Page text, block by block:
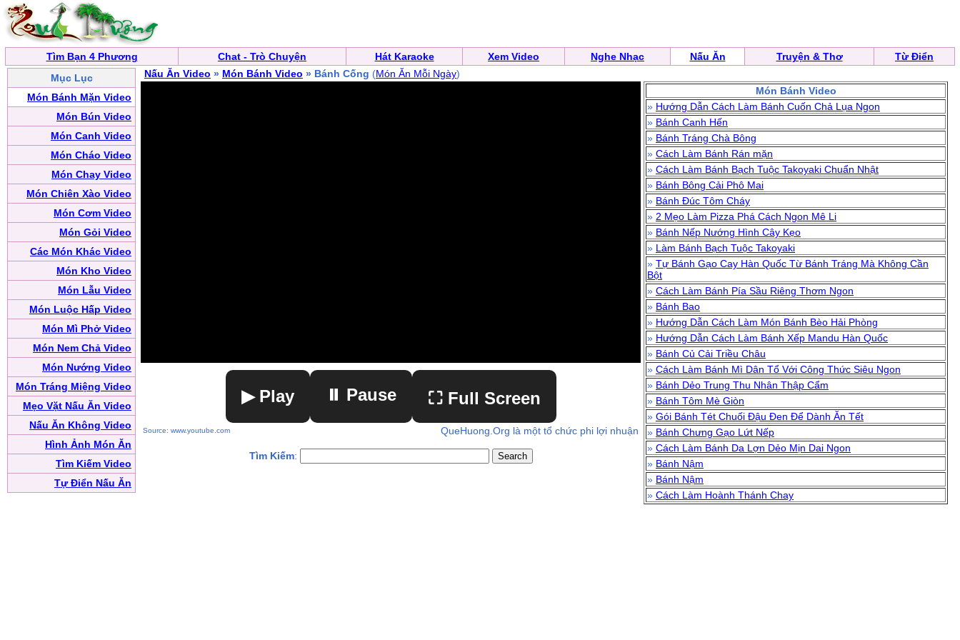
Tìm Bạn 4 Phương Chat - Trò Chuyện Hát Karaoke Xem Video Nghe Nhạc Nấu Ăn Truyện & Thơ
Từ Điển
Mục Lục
Món Bánh Mặn Video
Món Bún Video
Món Canh Video
Món Cháo Video
Món Chay Video
Món Chiên Xào Video
Món Cơm Video
Món Gỏi Video
Các Món Khác Video
Món Kho Video
Món Lẫu Video
Món Luộc Hấp Video
Món Mì Phở Video
Món Nem Chả Video
Món Nướng Video
Món Tráng Miệng Video
Mẹo Vặt Nấu Ăn Video
Nấu Ăn Không Video
Hình Ảnh Món Ăn
Tìm Kiếm Video
Tự Điển Nấu Ăn
Nấu Ăn Video » Món Bánh Video » Bánh Cống (Món Ăn Mỗi Ngày)
▶ Play ⏸ Pause ⛶ Full Screen
Source: www.youtube.com QueHuong.Org là một tổ chức phi lợi nhuận
Tìm Kiếm:
Món Bánh Video
» Hướng Dẫn Cách Làm Bánh Cuốn Chả Lụa Ngon
» Bánh Canh Hến
» Bánh Tráng Chà Bông
» Cách Làm Bánh Rán mặn
» Cách Làm Bánh Bạch Tuộc Takoyaki Chuẩn Nhật
» Bánh Bông Cải Phô Mai
» Bánh Đúc Tôm Cháy
» 2 Mẹo Làm Pizza Phá Cách Ngon Mê Li
» Bánh Nếp Nướng Hình Cây Kẹo
» Làm Bánh Bạch Tuộc Takoyaki
» Tự Bánh Gạo Cay Hàn Quốc Từ Bánh Tráng Mà Không Cần
Bột
» Cách Làm Bánh Pía Sầu Riêng Thơm Ngon
» Bánh Bao
» Hướng Dẫn Cách Làm Món Bánh Bèo Hải Phòng
» Hướng Dẫn Cách Làm Bánh Xếp Mandu Hàn Quốc
» Bánh Củ Cải Triều Châu
» Cách Làm Bánh Mì Dân Tổ Với Công Thức Siêu Ngon
» Bánh Dẻo Trung Thu Nhân Thập Cẩm
» Bánh Tôm Mè Giòn
» Gói Bánh Tét Chuối Đậu Đen Để Dành Ăn Tết
» Bánh Chưng Gạo Lứt Nếp
» Cách Làm Bánh Da Lợn Dẻo Mịn Dai Ngon
» Bánh Nậm
» Bánh Nậm
» Cách Làm Hoành Thánh Chay